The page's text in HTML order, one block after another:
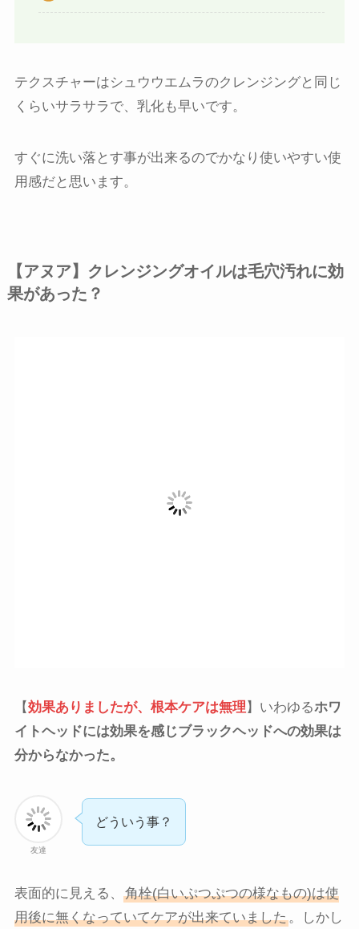
テクスチャーはシュウウエムラのクレンジングと同じ
くらいサラサラで、乳化も早いです。
すぐに洗い落とす事が出来るのでかなり使いやすい使
用感だと思います。
【アヌア】クレンジングオイルは毛穴汚れに効
果があった？
【効果ありましたが、根本ケアは無理 】いわゆるホワ
イトヘッドには効果を感じブラックヘッドへの効果は
分からなかった。
友達
どういう事？
表面的に見える、
角栓(白いぷつぷつの様なもの)は使
用後に無くなっていてケアが出来ていました。しかし